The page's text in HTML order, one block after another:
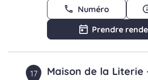
Numéro
Prendre
17 Maison de la Literie